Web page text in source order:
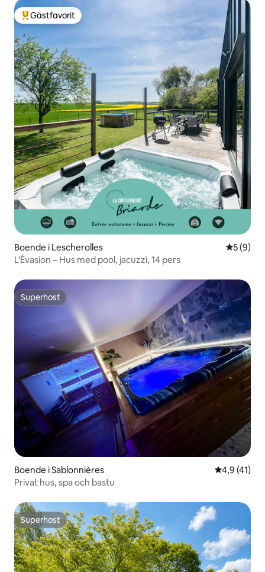
Populär gästfavorit
Gästfavorit
Boende i Lescherolles 5 av 5 i
5 (9)
L'Évasion – Hus med pool, jacuzzi, 14 pers
Superhost
Superhost
Boende i Sablonnières 4,9 av 5 i
4,9 (41)
Privat hus, spa och bastu
Superhost
Superhost